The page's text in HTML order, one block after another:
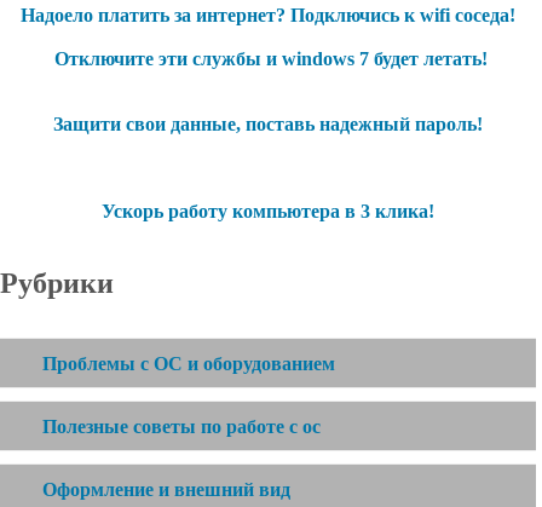
Надоело платить за интернет? Подключись к wifi соседа!
Отключите эти службы и windows 7 будет летать!
Защити свои данные, поставь надежный пароль!
Ускорь работу компьютера в 3 клика!
Рубрики
Проблемы с ОС и оборудованием
Полезные советы по работе с ос
Оформление и внешний вид